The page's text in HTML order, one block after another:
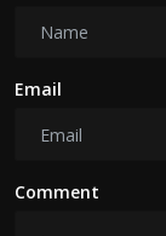
Email
Comment